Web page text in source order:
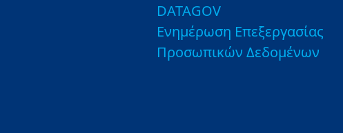
DATAGOV
Ενημέρωση Επεξεργασίας
Προσωπικών Δεδομένων